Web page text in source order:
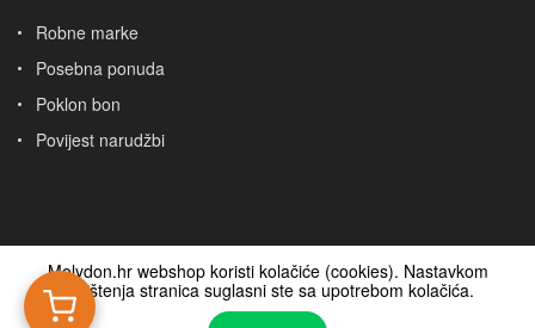
Molydon.hr webshop koristi kolačiće (cookies). Nastavkom
korištenja stranica suglasni ste sa upotrebom kolačića.
Robne marke
Posebna ponuda
Poklon bon
Povijest narudžbi